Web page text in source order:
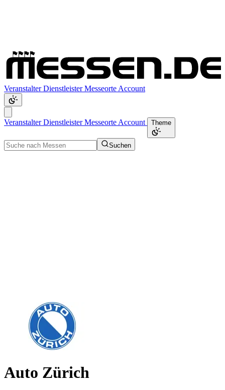
VeranstalterDienstleisterMesseorte Account
VeranstalterDienstleisterMesseorte Account Theme
Suchen
Auto Zürich